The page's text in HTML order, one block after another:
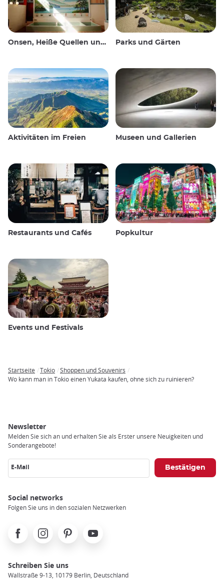
Onsen, Heiße Quellen und öffentliche Bäder Parks und Gärten
Aktivitäten im Freien Museen und Gallerien
Restaurants und Cafés Popkultur
Events und Festivals
Breadcrumb
Startseite Tokio
Shoppen und Souvenirs
Wo kann man in Tokio einen Yukata kaufen, ohne sich zu ruinieren?
Newsletter
Melden Sie sich an und erhalten Sie als Erster unsere Neuigkeiten und
Sonderangebote!
E-Mail
Social networks
Folgen Sie uns in den sozialen Netzwerken
FacebookInstagramPinterest Youtube
Schreiben Sie uns
Wallstraße 9-13, 10179 Berlin, Deutschland